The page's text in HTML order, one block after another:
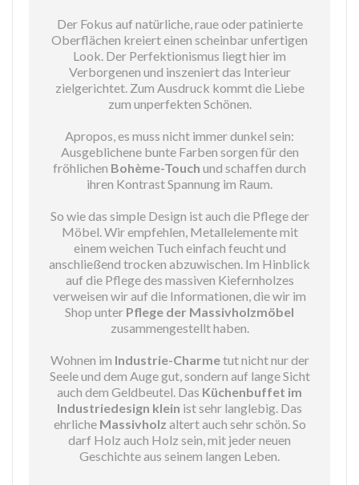
Der Fokus auf natürliche, raue oder patinierte
Oberflächen kreiert einen scheinbar unfertigen
Look. Der Perfektionismus liegt hier im
Verborgenen und inszeniert das Interieur
zielgerichtet. Zum Ausdruck kommt die Liebe
zum unperfekten Schönen.
Apropos, es muss nicht immer dunkel sein:
Ausgeblichene bunte Farben sorgen für den
fröhlichen Bohème-Touch und schaffen durch
ihren Kontrast Spannung im Raum.
So wie das simple Design ist auch die Pflege der
Möbel. Wir empfehlen, Metallelemente mit
einem weichen Tuch einfach feucht und
anschließend trocken abzuwischen. Im Hinblick
auf die Pflege des massiven Kiefernholzes
verweisen wir auf die Informationen, die wir im
Shop unter Pflege der Massivholzmöbel
zusammengestellt haben.
Wohnen im Industrie-Charmetut nicht nur der
Seele und dem Auge gut, sondern auf lange Sicht
auch dem Geldbeutel. Das Küchenbuffet im
Industriedesign klein ist sehr langlebig. Das
ehrliche Massivholz altert auch sehr schön. So
darf Holz auch Holz sein, mit jeder neuen
Geschichte aus seinem langen Leben.